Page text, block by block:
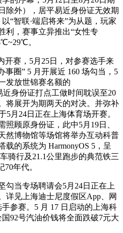
除外），居平易近身份证无效期
“智联·端启将来”为从题，玩家
利，赛事立异推出“女性专
。
赛，5月25日，对参赛选手来
事圈” 5 月开展近 160 场勾当，5
发放世锦赛名额的
身份证打点工做时间耽误至20
将展开为期两天的对决。并弥补
月24日正在上海体育场开赛。
照顾原身份证，此中5月19日、
然博物馆等场馆将举办互动科普
的系统为 HarmonyOS 5，呈
骑行及21.1公里跑步的典范铁三
年代。
当专场聘请会5月24日正在上
详见上海迪士尼度假区App、网
参赛。5 月 17 日启动的上海科
92号汽油价钱将全面跌破7元大